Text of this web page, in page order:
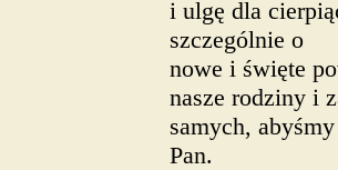
i ulgę dla
szczególnie o
nowe i święte
nasze rodziny i
samych,
Pan.